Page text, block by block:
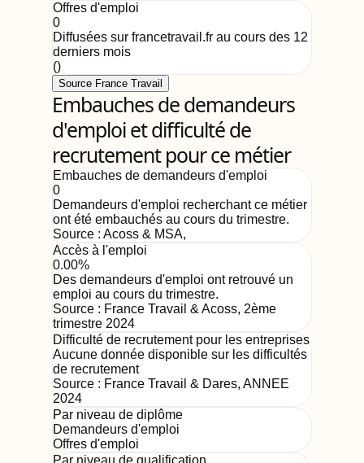
Offres d'emploi
0
Diffusées sur francetravail.fr au cours des 12
derniers mois
()
Source France Travail
Embauches de demandeurs
d'emploi et difficulté de
recrutement pour ce métier
Embauches de demandeurs d'emploi
0
Demandeurs d'emploi recherchant ce métier
ont été embauchés au cours du trimestre.
Source : Acoss & MSA,
Accès à l'emploi
0.00%
Des demandeurs d'emploi ont retrouvé un
emploi au cours du trimestre.
Source : France Travail & Acoss, 2ème
trimestre 2024
Difficulté de recrutement pour les entreprises
Aucune donnée disponible sur les difficultés
de recrutement
Source : France Travail & Dares, ANNEE
2024
Par niveau de diplôme
Demandeurs d'emploi
Offres d'emploi
Par niveau de qualification